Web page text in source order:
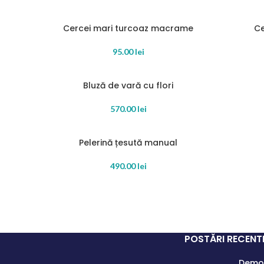
SOLD OUT
READ MORE
Cercei mari turcoaz macrame
95.00lei
SOLD
READ
SOLD OUT
READ MOREBluză de vară cu flori
570.00lei
ADD TO
SOLD OUT
READ MOREPelerină țesută manual
490.00lei
POSTĂRI